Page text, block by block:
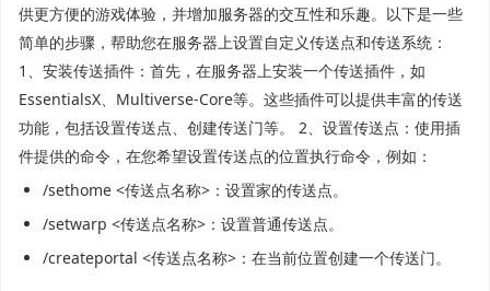
供更方便的游戏体验，并增加服务器的交互性和乐趣。以下是一些
简单的步骤，帮助您在服务器上设置自定义传送点和传送系统：
1、安装传送插件：首先，在服务器上安装一个传送插件，如
EssentialsX、Multiverse-Core等。这些插件可以提供丰富的传送
功能，包括设置传送点、创建传送门等。 2、设置传送点：使用插
件提供的命令，在您希望设置传送点的位置执行命令，例如：
/sethome <传送点名称>：设置家的传送点。
/setwarp <传送点名称>：设置普通传送点。
/createportal <传送点名称>：在当前位置创建一个传送门。